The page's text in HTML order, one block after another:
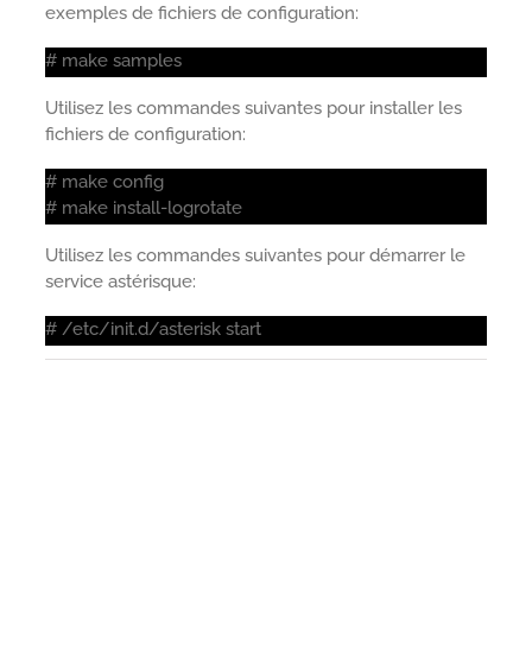
exemples de fichiers de configuration:
# make samples
Utilisez les commandes suivantes pour installer les
fichiers de configuration:
# make config
# make install-logrotate
Utilisez les commandes suivantes pour démarrer le
service astérisque:
# /etc/init.d/asterisk start